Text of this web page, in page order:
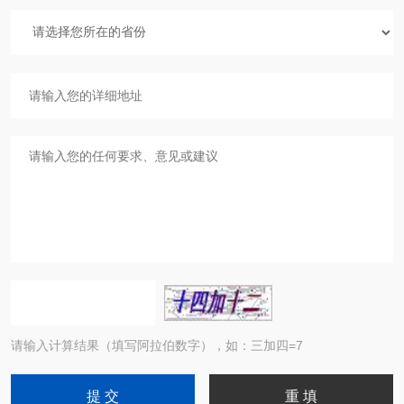
请输入计算结果（填写阿拉伯数字），如：三加四=7